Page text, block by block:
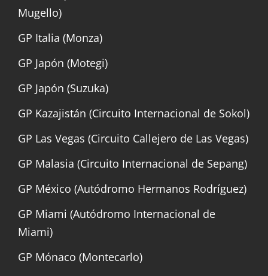
Mugello)
GP Italia (Monza)
GP Japón (Motegi)
GP Japón (Suzuka)
GP Kazajistán (Circuito Internacional de Sokol)
GP Las Vegas (Circuito Callejero de Las Vegas)
GP Malasia (Circuito Internacional de Sepang)
GP México (Autódromo Hermanos Rodríguez)
GP Miami (Autódromo Internacional de
Miami)
GP Mónaco (Montecarlo)